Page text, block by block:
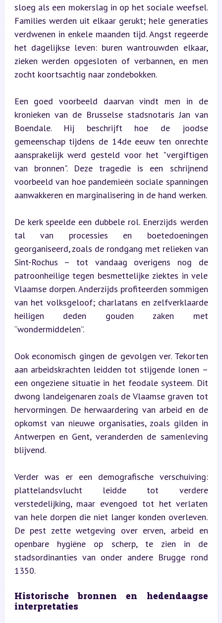
sloeg als een mokerslag in op het sociale weefsel.
Families werden uit elkaar gerukt; hele generaties
verdwenen in enkele maanden tijd. Angst regeerde
het dagelijkse leven: buren wantrouwden elkaar,
zieken werden opgesloten of verbannen, en men
zocht koortsachtig naar zondebokken.
Een goed voorbeeld daarvan vindt men in de
kronieken van de Brusselse stadsnotaris Jan van
Boendale. Hij beschrijft hoe de joodse
gemeenschap tijdens de 14de eeuw ten onrechte
aansprakelijk werd gesteld voor het "vergiftigen
van bronnen". Deze tragedie is een schrijnend
voorbeeld van hoe pandemieën sociale spanningen
aanwakkeren en marginalisering in de hand werken.
De kerk speelde een dubbele rol. Enerzijds werden
tal van processies en boetedoeningen
georganiseerd, zoals de rondgang met relieken van
Sint-Rochus – tot vandaag overigens nog de
patroonheilige tegen besmettelijke ziektes in vele
Vlaamse dorpen. Anderzijds profiteerden sommigen
van het volksgeloof; charlatans en zelfverklaarde
heiligen deden gouden zaken met
“wondermiddelen”.
Ook economisch gingen de gevolgen ver. Tekorten
aan arbeidskrachten leidden tot stijgende lonen –
een ongeziene situatie in het feodale systeem. Dit
dwong landeigenaren zoals de Vlaamse graven tot
hervormingen. De herwaardering van arbeid en de
opkomst van nieuwe organisaties, zoals gilden in
Antwerpen en Gent, veranderden de samenleving
blijvend.
Verder was er een demografische verschuiving:
plattelandsvlucht leidde tot verdere
verstedelijking, maar evengoed tot het verlaten
van hele dorpen die niet langer konden overleven.
De pest zette wetgeving over erven, arbeid en
openbare hygiëne op scherp, te zien in de
stadsordinanties van onder andere Brugge rond
1350.
Historische bronnen en hedendaagse
interpretaties